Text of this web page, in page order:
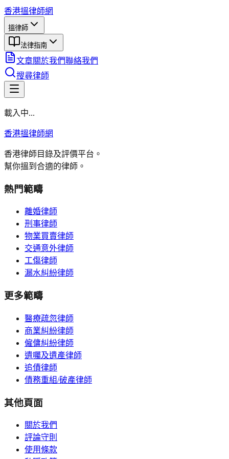
香港搵律師網
搵律師
法律指南
文章關於我們聯絡我們
搜尋律師
載入中...
香港搵律師網
香港律師目錄及評價平台。
幫你搵到合適的律師。
熱門範疇
離婚律師
刑事律師
物業買賣律師
交通意外律師
工傷律師
漏水糾紛律師
更多範疇
醫療疏忽律師
商業糾紛律師
僱傭糾紛律師
遺囑及遺產律師
追債律師
債務重組/破產律師
其他頁面
關於我們
評論守則
使用條款